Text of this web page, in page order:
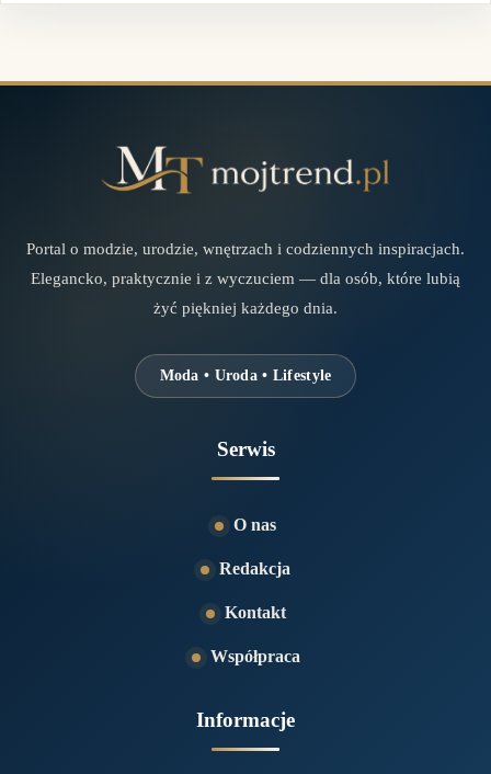
Portal o modzie, urodzie, wnętrzach i codziennych inspiracjach.
Elegancko, praktycznie i z wyczuciem — dla osób, które lubią
żyć piękniej każdego dnia.
Moda • Uroda • Lifestyle
Serwis
O nas
Redakcja
Kontakt
Współpraca
Informacje